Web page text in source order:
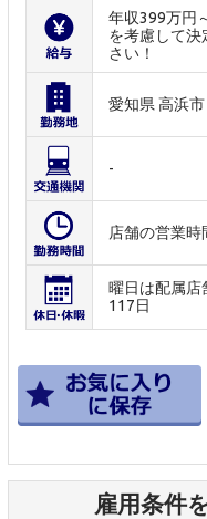
年収399万円
を考慮して
さい！
愛知県 高浜市
-
店舗の営業時
曜日は配属店
117日
雇用条件